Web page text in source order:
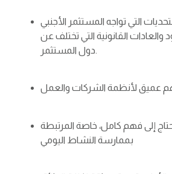
التي تواجه المستثمر الأجنبي
والعادات القانونية التي تختلف عن
دول المستثمر.
عميق لأنظمة الشركات والعمل
إلى فهم كامل، خاصة المرتبطة
بممارسة النشاط اليومي